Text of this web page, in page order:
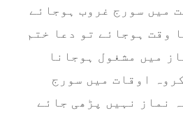
میں سورج غروب ہوجائے
وقت ہوجائے تو دعا ختم
میں مشغول ہوجانا
اوقات میں سورج
نماز نہیں پڑھی جائے